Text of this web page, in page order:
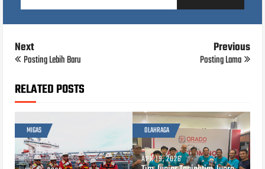
Next
Posting Lebih Baru
Previous
Posting Lama
RELATED POSTS
MIGAS OLAHRAGA
APR 19, 2026